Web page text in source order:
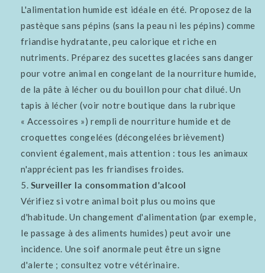
L'alimentation humide est idéale en été. Proposez de la
pastèque sans pépins (sans la peau ni les pépins) comme
friandise hydratante, peu calorique et riche en
nutriments. Préparez des sucettes glacées sans danger
pour votre animal en congelant de la nourriture humide,
de la pâte à lécher ou du bouillon pour chat dilué. Un
tapis à lécher (voir notre boutique dans la rubrique
« Accessoires ») rempli de nourriture humide et de
croquettes congelées (décongelées brièvement)
convient également, mais attention : tous les animaux
n'apprécient pas les friandises froides.
Surveiller la consommation d'alcool
Vérifiez si votre animal boit plus ou moins que
d'habitude. Un changement d'alimentation (par exemple,
le passage à des aliments humides) peut avoir une
incidence. Une soif anormale peut être un signe
d'alerte ; consultez votre vétérinaire.